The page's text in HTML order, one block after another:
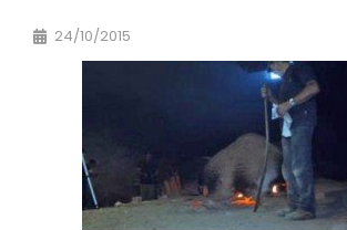
24/10/2015